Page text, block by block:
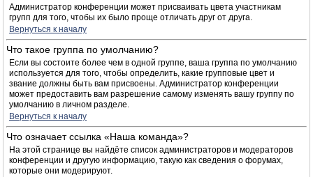
Администратор конференции может присваивать цвета участникам
групп для того, чтобы их было проще отличать друг от друга.
Вернуться к началу
Что такое группа по умолчанию?
Если вы состоите более чем в одной группе, ваша группа по умолчанию
используется для того, чтобы определить, какие групповые цвет и
звание должны быть вам присвоены. Администратор конференции
может предоставить вам разрешение самому изменять вашу группу по
умолчанию в личном разделе.
Вернуться к началу
Что означает ссылка «Наша команда»?
На этой странице вы найдёте список администраторов и модераторов
конференции и другую информацию, такую как сведения о форумах,
которые они модерируют.